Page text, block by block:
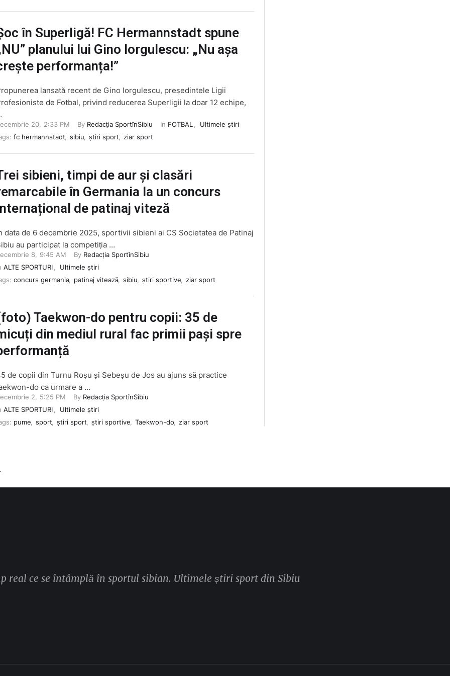
în Superligă! FC Hermannstadt spune
planului lui Gino Iorgulescu: „Nu așa
performanța!”
lansată recent de Gino Iorgulescu, președintele Ligii
de Fotbal, privind reducerea Superligii la doar 12 echipe,
20, 2:33 PM By Redacția SportînSibiu In FOTBAL,
Ultimele știri
fc hermannstadt, sibiu, știri sport, ziar sport
sibieni, timpi de aur și clasări
în Germania la un concurs
de patinaj viteză
data de 6 decembrie 2025, sportivii sibieni ai CS Societatea de Patinaj
au participat la competiția …
8 9:45 AM By Redacția SportînSibiu
ALTE SPORTURI
Ultimele știri
concurs germania, patinaj vitează, sibiu știri sportive ziar sport
Taekwon-do pentru copii: 35 de
din mediul rural fac primii pași spre
de copii din Turnu Roșu și Sebeșu de Jos au ajuns să practice
do ca urmare a …
2 5:25 PM By Redacția SportînSibiu
ALTE SPORTURI
Ultimele știri
pume sport știri sport știri sportive Taekwon-do ziar sport
real ce se întâmplă în sportul sibian. Ultimele știri sport din Sibiu